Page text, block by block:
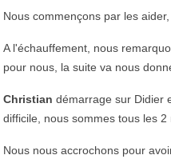
Nous commençons par les
A l'échauffement, nous
pour nous, la suite va nous
Christian démarrage sur Didier
difficile, nous sommes tous les 2
Nous nous accrochons pour